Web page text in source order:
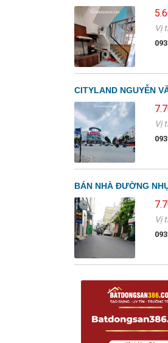
Vị
CITYLAND NGUYỄN
Vị
BÁN NHÀ ĐƯỜNG
Vị